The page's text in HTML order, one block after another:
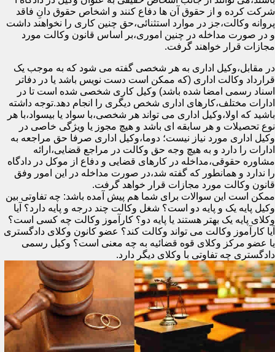
شرکت کرده و از حقوق آن ها دفاع کنند و اشخاص حقوق دانِ فاقد
پروانه وکالت،جز در موارد استثنائی،حق چنین کاری را نخواهند داشت
و در صورت مداخله در چنین اموری،بر اساس قانون وکالت مورد
مجازات قرار خواهند گرفت.
در مقابل،وکیل اداری به هر شخصی گفته می شود که به موجب یک
قرارداد وکالت اداری (که ممکن است دست نویس باشد یا در دفاتر
اسناد رسمی امضا شده باشد) وکیل کاری شخصی شده است تا در
ادارات مختلف،کارهای اداری شخص دیگری را انجام دهد.توجه داشته
باشید که اولا،وکیل اداری می تواند هر شخصی،با سواد یا بیسواد،با هر
نوع تحصیلات و هر سابقه ای باشد و هیچ مجوز یا ویژگی خاصی در
وکیل اداری مورد نیاز نیست؛ دوما،وکیل اداری صرفا حق مراجعه به
ادارات را دارد و به هیچ وجه حق وکالت در مراجع قضایی،ارائه
مشاوره حقوقی،مداخله در کارهای قضایی و دفاع از موکل در دادگاه
را ندارد و همانطور که گفته شد،در صورت مداخله در این امور وفق
قانون وکالت مورد مجازات قرار خواهد گرفت.
ممکن است این سوالات برای شما هم پیش آمده باشد: چه تفاوتی بین
وکیل پایه یک و پایه دو است؟ شغل وکالت چند درجه و پایه دارد؟ آیا
وکلای پایه یک بهتر هستند یا پایه دو؟ کارآموز وکالت چه کسی است؟
آیا کارآموز وکالت می تواند وکالت کند؟ عضو کانون وکلای دادگستری
یا عضو مرکز وکلای قوه قضائیه به چه معنی است؟ وکیل رسمی
دادگستری چه تفاوتی با وکلای دیگر دارد.